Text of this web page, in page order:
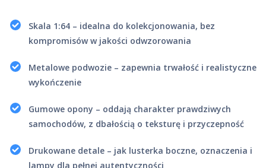
Skala 1:64 – idealna do kolekcjonowania, bez
kompromisów w jakości odwzorowania
Metalowe podwozie – zapewnia trwałość i realistyczne
wykończenie
Gumowe opony – oddają charakter prawdziwych
samochodów, z dbałością o teksturę i przyczepność
Drukowane detale – jak lusterka boczne, oznaczenia i
lampy dla pełnej autentyczności